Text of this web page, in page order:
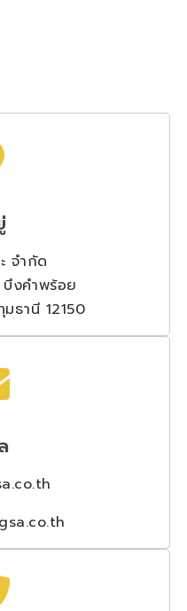
จำกัด
งคำพร้อย
ธานี 12150